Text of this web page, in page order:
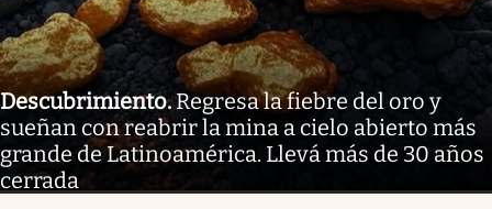
Descubrimiento.Regresa la fiebre del oro y
sueñan con reabrir la mina a cielo abierto más
grande de Latinoamérica. Llevá más de 30 años
cerrada